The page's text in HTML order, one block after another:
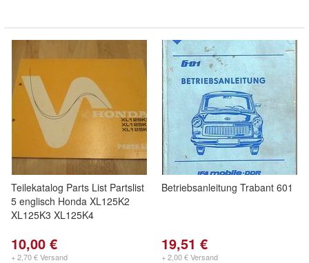
Teilekatalog Parts List Partslist
5 englisch Honda XL125K2
XL125K3 XL125K4
10,00 €
+ 2,70 € Versand
Betriebsanleitung Trabant 601
19,51 €
+ 2,00 € Versand